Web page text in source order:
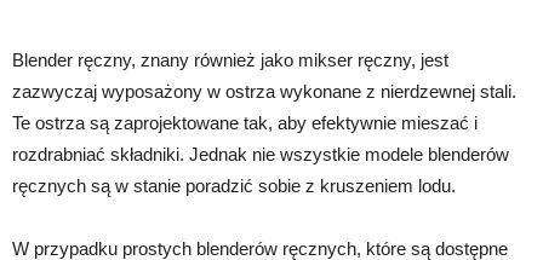
Blender ręczny, znany również jako mikser ręczny, jest
zazwyczaj wyposażony w ostrza wykonane z nierdzewnej stali.
Te ostrza są zaprojektowane tak, aby efektywnie mieszać i
rozdrabniać składniki. Jednak nie wszystkie modele blenderów
ręcznych są w stanie poradzić sobie z kruszeniem lodu.
W przypadku prostych blenderów ręcznych, które są dostępne